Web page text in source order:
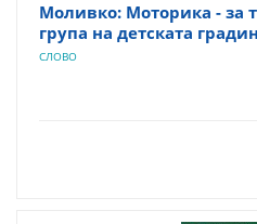
Моливко: Моторика - за
група на детската
СЛОВО